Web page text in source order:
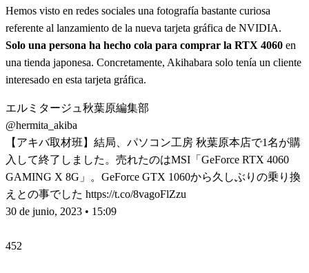
Hemos visto en redes sociales una fotografía bastante curiosa
referente al lanzamiento de la nueva tarjeta gráfica de NVIDIA.
Solo una persona ha hecho cola para comprar la RTX 4060 en
una tienda japonesa. Concretamente, Akihabara solo tenía un cliente
interesado en esta tarjeta gráfica.
エルミタージュ秋葉原編集部
@hermita_akiba
【アキバ取材班】結局、パソコン工房 秋葉原本店で1名が購
入して終了しました。売れたのはMSI「GeForce RTX 4060
GAMING X 8G」。GeForce GTX 1060から久しぶりの乗り換
えとの事でした https://t.co/8vagoFlZzu
30 de junio, 2023 • 15:09
452